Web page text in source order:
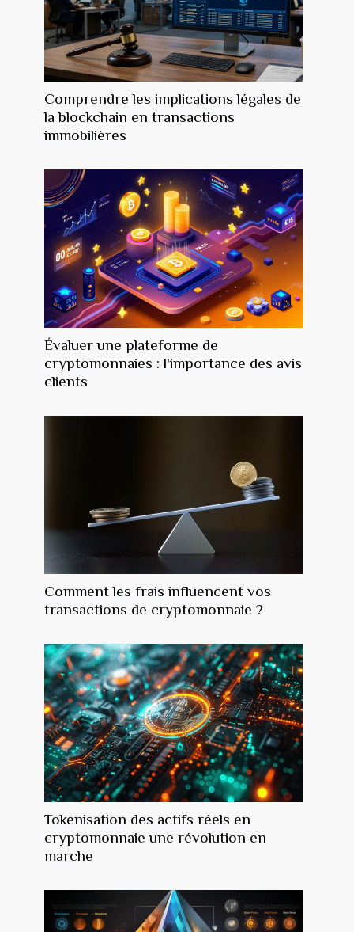
Comprendre les implications légales de
la blockchain en transactions
immobilières
Évaluer une plateforme de
cryptomonnaies : l'importance des avis
clients
Comment les frais influencent vos
transactions de cryptomonnaie ?
Tokenisation des actifs réels en
cryptomonnaie une révolution en
marche